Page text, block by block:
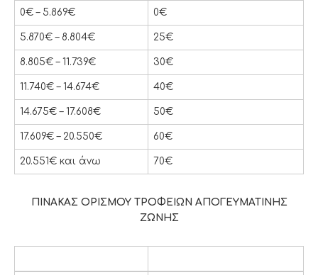
ΕΙΣΟΔΗΜΑ
ΜΗΝΙΑΙΟ ΤΡΟΦΕΙΟ
0€ – 5.869€ 0€
5.870€ – 8.804€ 25€
8.805€ – 11.739€ 30€
11.740€ – 14.674€ 40€
14.675€ – 17.608€ 50€
17.609€ – 20.550€ 60€
20.551€ και άνω 70€
ΠΙΝΑΚΑΣ ΟΡΙΣΜΟΥ ΤΡΟΦΕΙΩΝ ΑΠΟΓΕΥΜΑΤΙΝΗΣ
ΖΩΝΗΣ